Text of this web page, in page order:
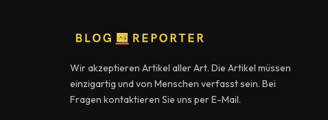
Wir akzeptieren Artikel aller Art. Die Artikel müssen
einzigartig und von Menschen verfasst sein. Bei
Fragen kontaktieren Sie uns per E-Mail.